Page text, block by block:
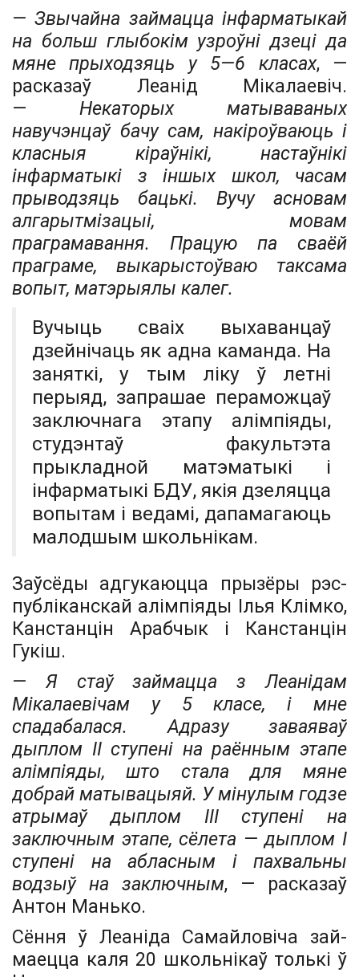
— Звычайна займацца інфарматыкай
на больш глыбокім узроўні дзеці да
мяне прыходзяць у 5—6 класах, —
расказаў Леанід Мікалаевіч.
— Некаторых матываваных
навучэнцаў бачу сам, накіроўваюць і
класныя кіраўнікі, нас­таўнікі
інфарматыкі з іншых школ, часам
прыводзяць бацькі. Вучу асновам
алгарытмізацыі, мовам
праграмавання. Працую па сваёй
праграме, выкарыстоўваю таксама
вопыт, матэрыялы калег.
Вучыць сваіх выхаванцаў
дзейнічаць як адна каманда. На
заняткі, у тым ліку ў летні
перыяд, запрашае пераможцаў
заключнага этапу алімпіяды,
студэнтаў факультэта
прыкладной матэматыкі і
інфарматыкі БДУ, якія дзеляцца
вопытам і ведамі, дапамагаюць
малодшым школьнікам.
Заўсёды адгукаюцца прызёры рэс­
публіканскай алімпіяды Ілья Клімко,
Канстанцін Арабчык і Канстанцін
Гукіш.
— Я стаў займацца з Леанідам
Мікалаевічам у 5 класе, і мне
спадабалася. Адразу заваяваў
дыплом II ступені на раённым этапе
алімпіяды, што стала для мяне
добрай матывацыяй. У мінулым годзе
атрымаў дыплом III ступені на
заключным этапе, сёлета — дыплом I
ступені на абласным і пахвальны
водзыў на заключным, — расказаў
Антон Манько.
Сёння ў Леаніда Самайловіча зай­
маецца каля 20 школьнікаў толькі ў